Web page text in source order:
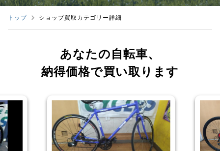
トップ ショップ買取カテゴリー詳細
あなたの自転車、
納得価格で買い取ります